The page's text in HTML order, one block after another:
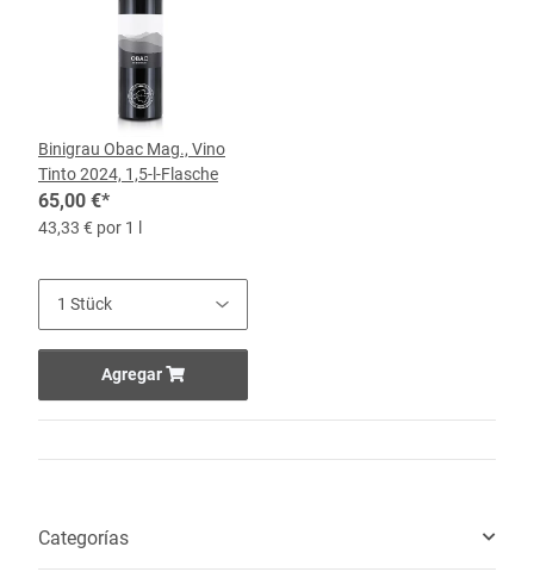
Binigrau Obac Mag., Vino
Tinto 2024, 1,5-l-Flasche
65,00 €*
43,33 € por 1 l
Agregar
Categorías